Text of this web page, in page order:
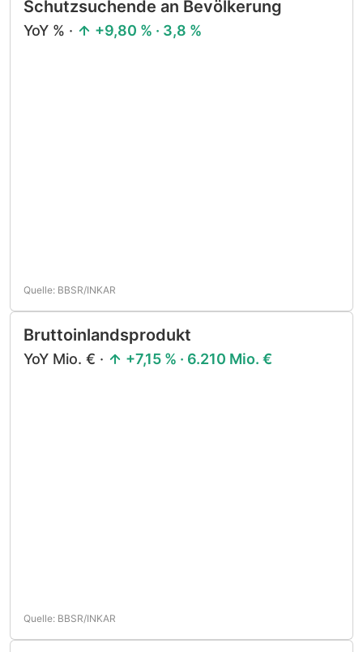
Schutzsuchende an Bevölkerung
YoY % · +9,80 % · 3,8 %
Quelle: BBSR/INKAR
Bruttoinlandsprodukt
YoY Mio. € · +7,15 % · 6.210 Mio. €
Quelle: BBSR/INKAR